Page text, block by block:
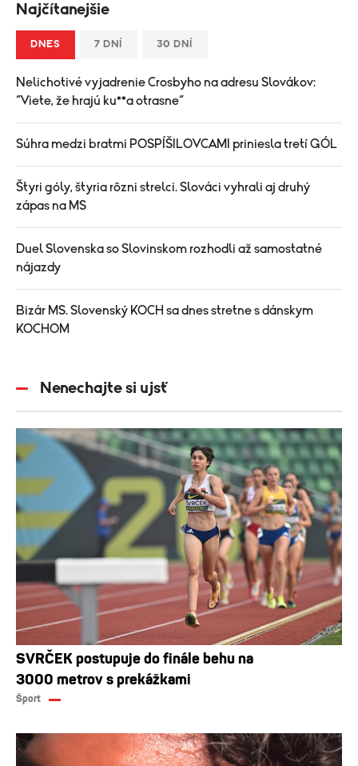
Najčítanejšie
DNES 7 DNÍ 30 DNÍ
Nelichotivé vyjadrenie Crosbyho na adresu Slovákov:
“Viete, že hrajú ku**a otrasne“
Súhra medzi bratmi POSPÍŠILOVCAMI priniesla tretí GÓL
Štyri góly, štyria rôzni strelci. Slováci vyhrali aj druhý
zápas na MS
Duel Slovenska so Slovinskom rozhodli až samostatné
nájazdy
Bizár MS. Slovenský KOCH sa dnes stretne s dánskym
KOCHOM
Nenechajte si ujsť
SVRČEK postupuje do finále behu na
3000 metrov s prekážkami
Šport